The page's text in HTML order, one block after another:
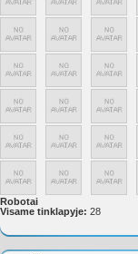
Robotai
Visame tinklapyje: 28